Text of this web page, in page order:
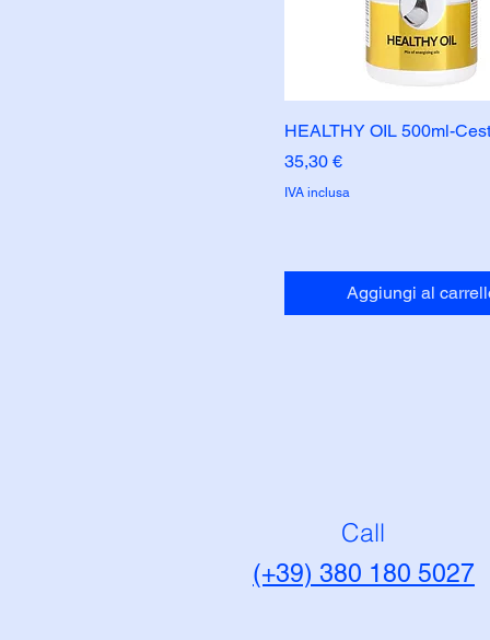
HEALTHY OIL 500ml-
Prezzo
35,30 €
IVA inclusa
Aggiungi al
Call
(+39) 380 180 5027